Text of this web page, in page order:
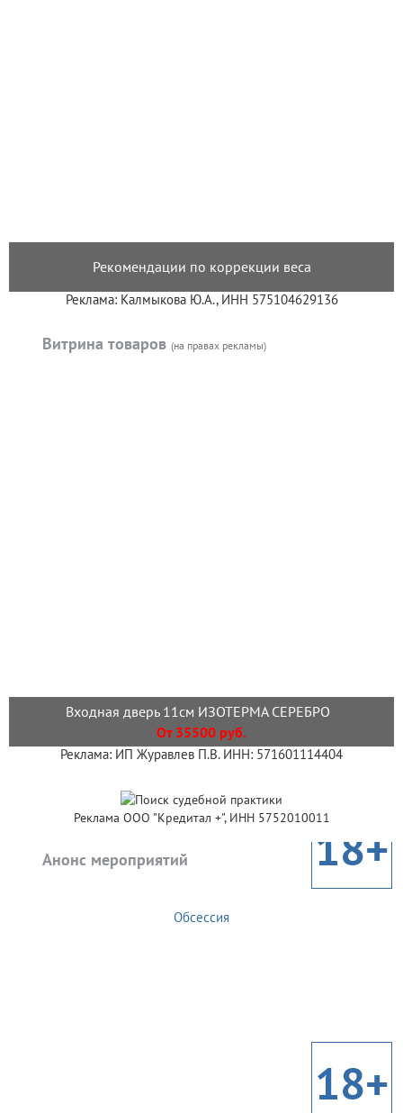
Рекомендации по коррекции веса
Реклама: Калмыкова Ю.А., ИНН 575104629136
Витрина товаров (на правах рекламы)
Входная дверь 11см ИЗОТЕРМА СЕРЕБРО
От 35500 руб.
Реклама: ИП Журавлев П.В. ИНН: 571601114404
Реклама ООО "Кредитал +", ИНН 5752010011
Анонс мероприятий 18+
Обсессия
18+